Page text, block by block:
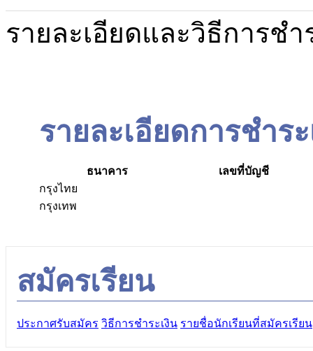
รายละเอียดและวิธีการชำ
รายละเอียดการชำระ
ธนาคาร
เลขที่บัญชี
กรุงไทย
กรุงเทพ
สมัครเรียน
ประกาศรับสมัคร วิธีการชำระเงิน รายชื่อนักเรียนที่สมัครเรียน